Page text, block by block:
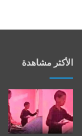
الأكثر مشاهدة